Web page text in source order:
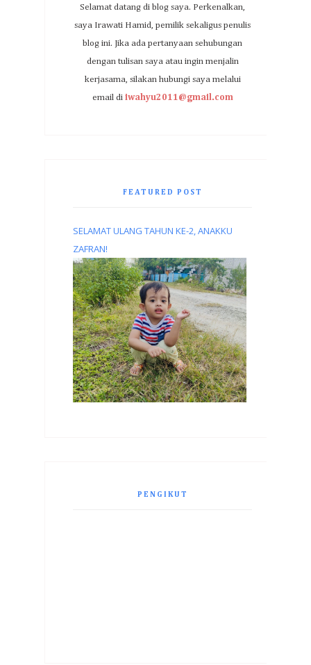
Selamat datang di blog saya. Perkenalkan,
saya Irawati Hamid, pemilik sekaligus penulis
blog ini. Jika ada pertanyaan sehubungan
dengan tulisan saya atau ingin menjalin
kerjasama, silakan hubungi saya melalui
email di iwahyu2011@gmail.com
FEATURED POST
SELAMAT ULANG TAHUN KE-2, ANAKKU
ZAFRAN!
PENGIKUT